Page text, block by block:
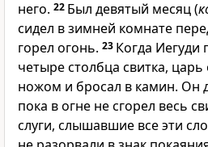
него. 22 Был девятый месяц (
сидел в зимней комнате
горел огонь. 23 Когда Иегуди
четыре столбца свитка,
ножом и бросал в камин. Он
пока в огне не сгорел весь
слуги, слышавшие все эти